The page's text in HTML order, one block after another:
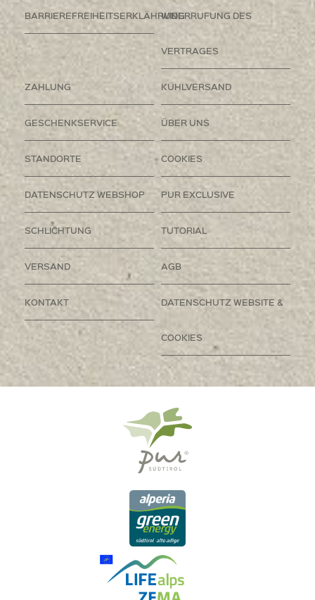
BARRIEREFREIHEITSERKLÄHRUNGWIDERRUFUNG DES
VERTRAGES
ZAHLUNG KÜHLVERSAND
GESCHENKSERVICE ÜBER UNS
STANDORTE COOKIES
DATENSCHUTZ WEBSHOP PUR EXCLUSIVE
SCHLICHTUNG TUTORIAL
VERSAND AGB
KONTAKT DATENSCHUTZ WEBSITE &
COOKIES